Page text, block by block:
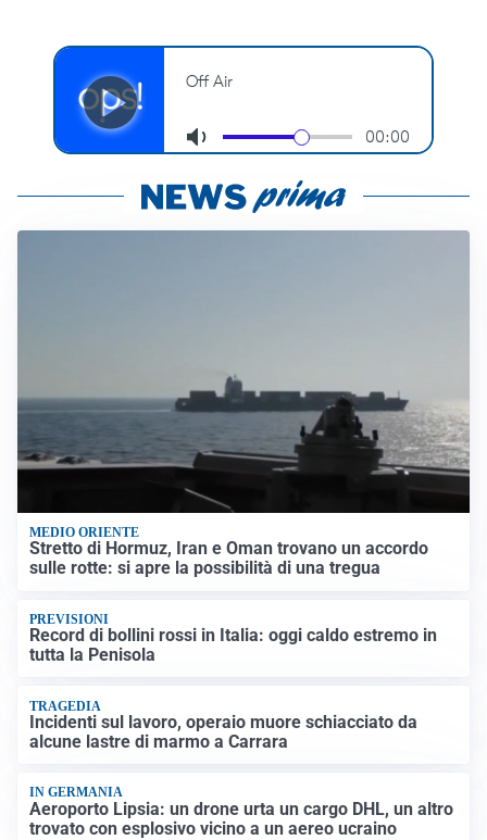
MEDIO ORIENTE
Stretto di Hormuz, Iran e Oman trovano un accordo
sulle rotte: si apre la possibilità di una tregua
PREVISIONI
Record di bollini rossi in Italia: oggi caldo estremo in
tutta la Penisola
TRAGEDIA
Incidenti sul lavoro, operaio muore schiacciato da
alcune lastre di marmo a Carrara
IN GERMANIA
Aeroporto Lipsia: un drone urta un cargo DHL, un altro
trovato con esplosivo vicino a un aereo ucraino